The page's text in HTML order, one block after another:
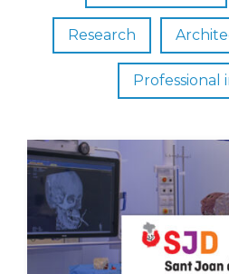
Research
Professional